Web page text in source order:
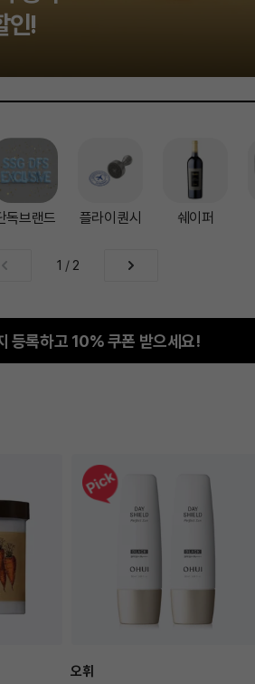
인!
독브랜드 플라이퀀시 쉐이퍼
1 / 2
등록하고 10% 쿠폰 받으세요!
오휘